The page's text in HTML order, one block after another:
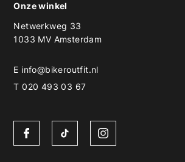
Onze winkel
Netwerkweg 33
1033 MV Amsterdam
E info@bikeroutfit.nl
T 020 493 03 67